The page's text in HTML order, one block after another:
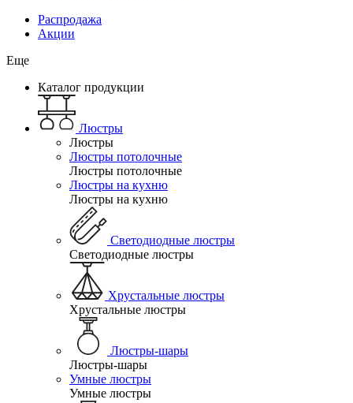
Распродажа
Акции
Еще
Каталог продукции
Люстры
Люстры
Люстры потолочные
Люстры потолочные
Люстры на кухню
Люстры на кухню
Светодиодные люстры
Светодиодные люстры
Хрустальные люстры
Хрустальные люстры
Люстры-шары
Люстры-шары
Умные люстры
Умные люстры